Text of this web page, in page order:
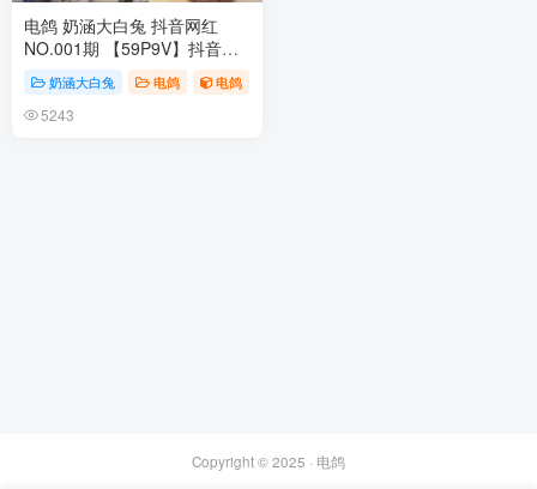
电鸽 奶涵大白兔 抖音网红
NO.001期 【59P9V】抖音完
整版合集
奶涵大白兔 电鸽 电鸽
5243
Copyright © 2025 · 电鸽